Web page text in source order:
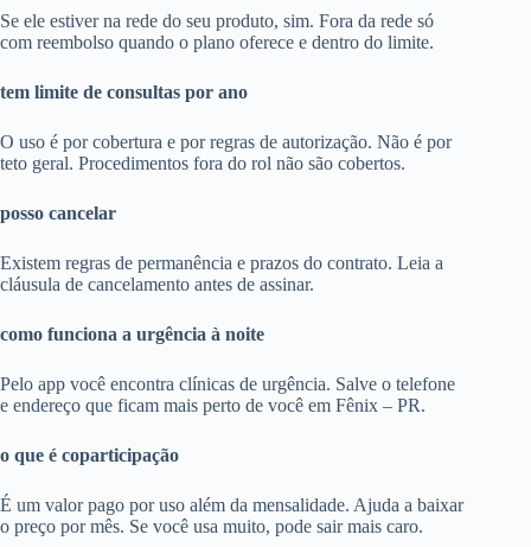
Se ele estiver na rede do seu produto, sim. Fora da rede só
com reembolso quando o plano oferece e dentro do limite.
tem limite de consultas por ano
O uso é por cobertura e por regras de autorização. Não é por
teto geral. Procedimentos fora do rol não são cobertos.
posso cancelar
Existem regras de permanência e prazos do contrato. Leia a
cláusula de cancelamento antes de assinar.
como funciona a urgência à noite
Pelo app você encontra clínicas de urgência. Salve o telefone
e endereço que ficam mais perto de você em Fênix – PR.
o que é coparticipação
É um valor pago por uso além da mensalidade. Ajuda a baixar
o preço por mês. Se você usa muito, pode sair mais caro.